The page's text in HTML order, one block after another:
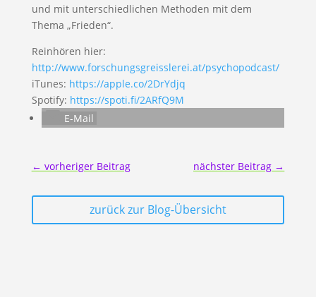
und mit unterschiedlichen Methoden mit dem
Thema „Frieden“.
Reinhören hier:
http://www.forschungsgreisslerei.at/psychopodcast/
iTunes: https://apple.co/2DrYdjq
Spotify: https://spoti.fi/2ARfQ9M
E-Mail
← vorheriger Beitrag nächster Beitrag →
zurück zur Blog-Übersicht